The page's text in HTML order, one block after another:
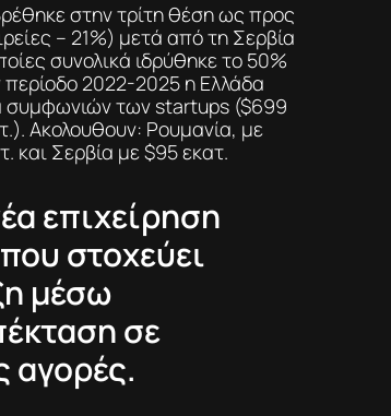
στην τρίτη θέση ως προς
– 21%) μετά από τη Σερβία
συνολικά ιδρύθηκε το 50%
2022-2025 η Ελλάδα
συμφωνιών των startups ($699
Ακολουθουν: Ρουμανία, με
και Σερβία με $95 εκατ.
επιχείρηση
στοχεύει
μέσω
σε
αγορές.